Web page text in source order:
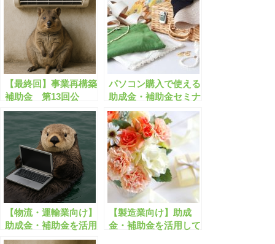
【最終回】事業再構築
補助金 第13回公
募 解説セミナー(無
料/オンライン)
パソコン購入で使える
助成金・補助金セミナ
ー(オンライン/単品購
入も可)
【物流・運輸業向け】
助成金・補助金を活用
して受注率アップセミ
【製造業向け】助成
金・補助金を活用して